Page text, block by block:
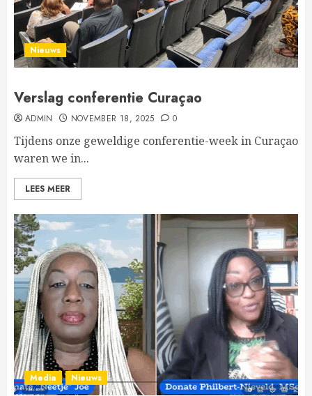
Nieuws
Verslag conferentie Curaçao
ADMIN NOVEMBER 18, 2025 0
Tijdens onze geweldige conferentie-week in Curaçao
waren we in...
LEES MEER
Media Nieuws